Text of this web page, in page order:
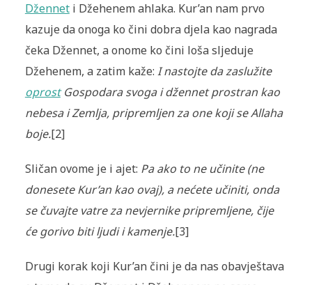
Dženneti Džehenem ahlaka. Kur’an nam prvo
kazuje da onoga ko čini dobra djela kao nagrada
čeka Džennet, a onome ko čini loša sljeduje
Džehenem, a zatim kaže: I nastojte da zaslužite
oprostGospodara svoga i džennet prostran kao
nebesa i Zemlja, pripremljen za one koji se Allaha
boje.[2]
Sličan ovome je i ajet: Pa ako to ne učinite (ne
donesete Kur’an kao ovaj), a nećete učiniti, onda
se čuvajte vatre za nevjernike pripremljene, čije
će gorivo biti ljudi i kamenje.[3]
Drugi korak koji Kur’an čini je da nas obavještava